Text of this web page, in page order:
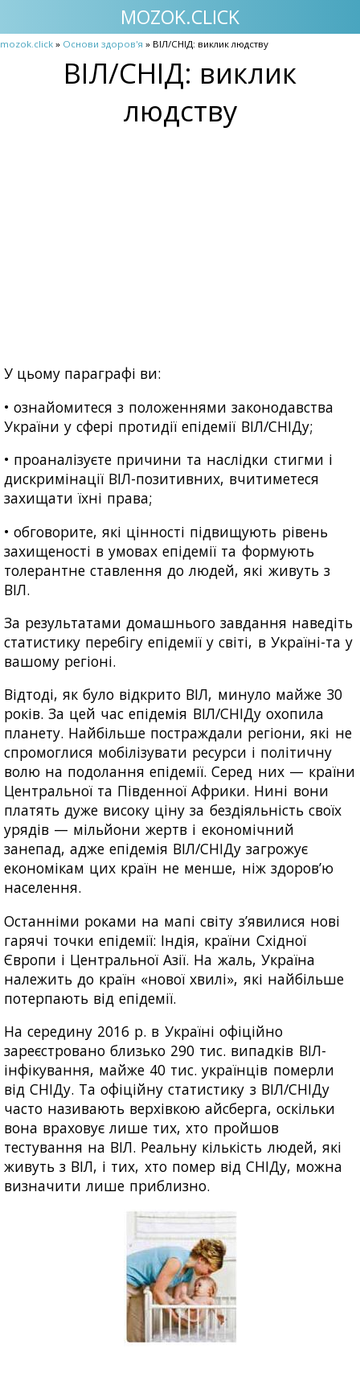
MOZOK.CLICK
mozok.click » Основи здоров'я » ВІЛ/СНІД: виклик людству
ВІЛ/СНІД: виклик
людству
У цьому параграфі ви:
• ознайомитеся з положеннями законодавства
України у сфері протидії епідемії ВІЛ/СНІДу;
• проаналізуєте причини та наслідки стигми і
дискримінації ВІЛ-позитивних, вчитиметеся
захищати їхні права;
• обговорите, які цінності підвищують рівень
захищеності в умовах епідемії та формують
толерантне ставлення до людей, які живуть з
ВІЛ.
За результатами домашнього завдання наведіть
статистику перебігу епідемії у світі, в Україні-та у
вашому регіоні.
Відтоді, як було відкрито ВІЛ, минуло майже 30
років. За цей час епідемія ВІЛ/СНІДу охопила
планету. Найбільше постраждали регіони, які не
спромоглися мобілізувати ресурси і політичну
волю на подолання епідемії. Серед них — країни
Центральної та Південної Африки. Нині вони
платять дуже високу ціну за бездіяльність своїх
урядів — мільйони жертв і економічний
занепад, адже епідемія ВІЛ/СНІДу загрожує
економікам цих країн не менше, ніж здоров’ю
населення.
Останніми роками на мапі світу з’явилися нові
гарячі точки епідемії: Індія, країни Східної
Європи і Центральної Азії. На жаль, Україна
належить до країн «нової хвилі», які найбільше
потерпають від епідемії.
На середину 2016 р. в Україні офіційно
зареєстровано близько 290 тис. випадків ВІЛ-
інфікування, майже 40 тис. українців померли
від СНІДу. Та офіційну статистику з ВІЛ/СНІДу
часто називають верхівкою айсберга, оскільки
вона враховує лише тих, хто пройшов
тестування на ВІЛ. Реальну кількість людей, які
живуть з ВІЛ, і тих, хто помер від СНІДу, можна
визначити лише приблизно.